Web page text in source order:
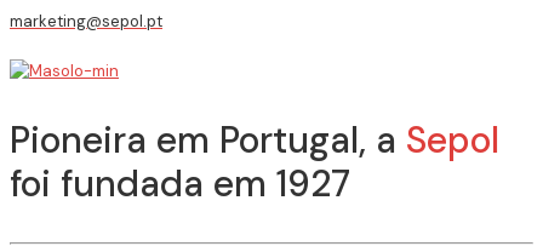
marketing@sepol.pt
Pioneira em Portugal, a Sepol
foi fundada em 1927